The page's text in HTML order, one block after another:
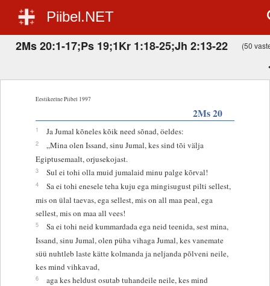
Piibel.NET
2Ms 20:1-17;Ps 19;1Kr 1:18-25;Jh 2:13-22 (50
Eestikeelne Piibel 1997
2Ms 20
1 Ja Jumal kõneles kõik need sõnad, öeldes:
2
„Mina olen Issand, sinu Jumal, kes sind tõi välja
Egiptusemaalt, orjusekojast.
3 Sul ei tohi olla muid jumalaid minu palge kõrval!
4
Sa ei tohi enesele teha kuju ega mingisugust pilti sellest,
mis on ülal taevas, ega sellest, mis on all maa peal, ega
sellest, mis on maa all vees!
5
Sa ei tohi neid kummardada ega neid teenida, sest mina,
Issand, sinu Jumal, olen püha vihaga Jumal, kes vanemate
süü nuhtleb laste kätte kolmanda ja neljanda põlveni neile,
kes mind vihkavad,
6
aga kes heldust osutab tuhandeile neile, kes mind